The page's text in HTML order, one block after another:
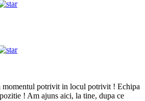
potrivit in locul potrivit ! Echipa
! Am ajuns aici, la tine, dupa ce